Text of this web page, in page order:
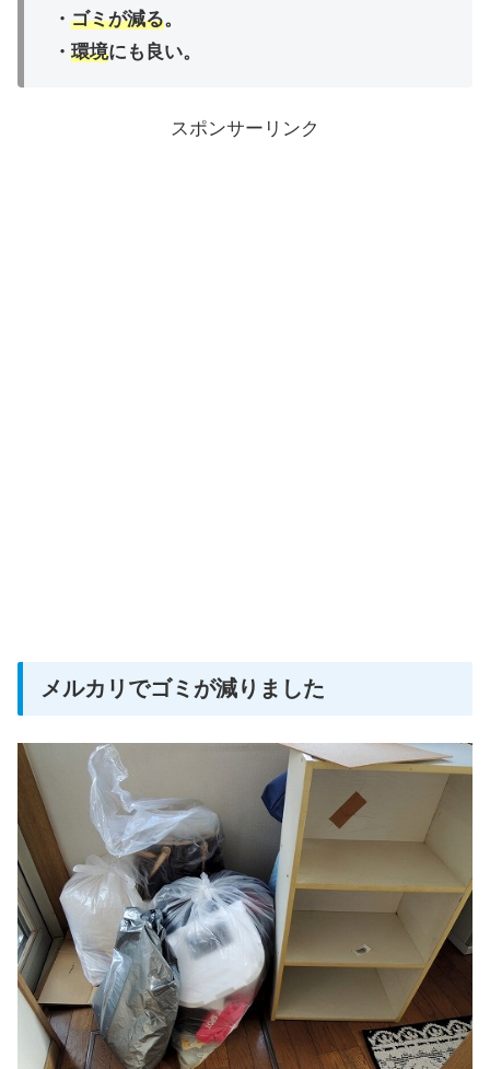
・ ゴミが減る。
・ 環境にも良い。
スポンサーリンク
メルカリでゴミが減りました